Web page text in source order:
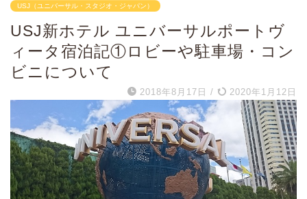
USJ（ユニバーサル・スタジオ・ジャパン）
USJ新ホテル ユニバーサルポートヴ
ィータ宿泊記①ロビーや駐車場・コン
ビニについて
2018年8月17日 / 2020年1月12日